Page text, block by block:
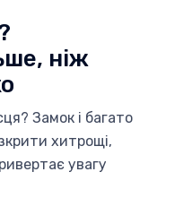
ніж
Замок і багато
хитрощі,
увагу